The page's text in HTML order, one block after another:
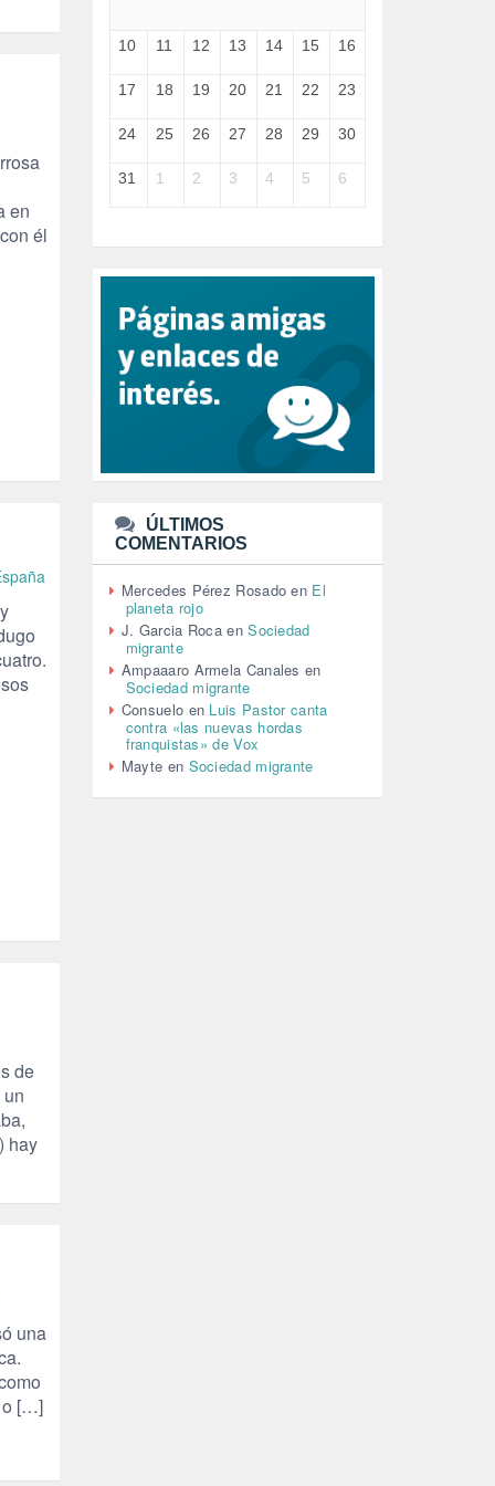
en
él
de
hay
una
o […]
HUGO ZÁRATE (30)
I A (2)
INDEPENDENCIA (15)
INTELIGENCIA ARTIFICIAL (1)
JANE GOODDALL (1)
JAZZ (1)
JÓVENES (28)
JUSTICIA (13)
LEÓN XIV (5)
LGTBI (1)
MEMORIA HISTÓRICA (232)
MONARQUÍA (26)
NATURALEZA (1)
PALESTINA (8)
PARTICIPACIÓN CIUDADANA (393)
PAZ (2)
PENSIONES (12)
PEPE MUJICA (2)
PESCADORES (1)
POBREZA (2)
10 11 12 13 14 15 16
17 18 19 20 21 22 23
24 25 26 27 28 29 30
31 1 2 3 4 5 6
ÚLTIMOS
COMENTARIOS
Mercedes Pérez Rosado en El
planeta rojo
J. Garcia Roca enSociedad
migrante
Ampaaaro Armela Canales en
Sociedad migrante
Consuelo en Luis Pastor canta
contra «las nuevas hordas
franquistas» de Vox
Mayte en Sociedad migrante